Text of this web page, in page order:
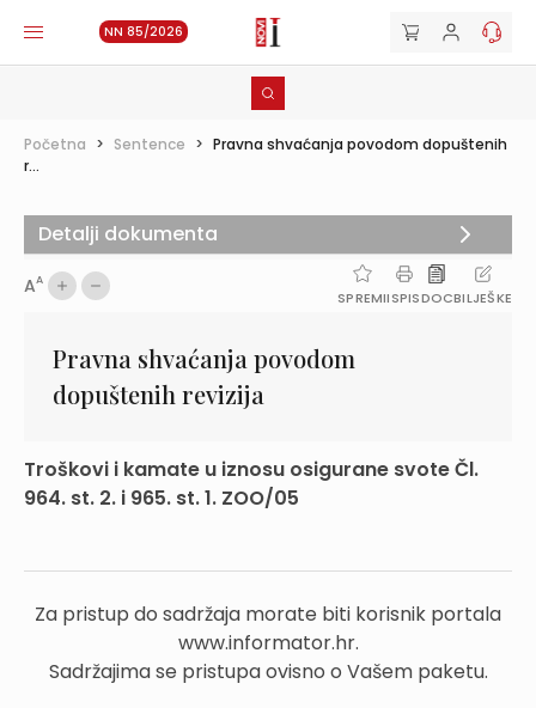
NN 85/2026
Početna > Sentence > Pravna shvaćanja povodom dopuštenih
r...
AA
SPREMIISPISDOCBILJEŠKE
Pravna shvaćanja povodom
dopuštenih revizija
Troškovi i kamate u iznosu osigurane svote Čl.
964. st. 2. i 965. st. 1. ZOO/05
Za pristup do sadržaja morate biti korisnik portala
www.informator.hr.
Sadržajima se pristupa ovisno o Vašem paketu.
Detalji dokumenta